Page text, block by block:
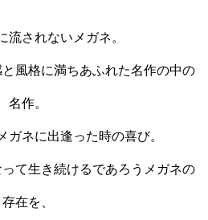
流されないメガネ。
風格に満ちあふれた名作の中の
名作。
ガネに出逢った時の喜び。
て生き続けるであろうメガネの
存在を、